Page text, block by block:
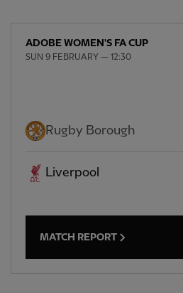
ADOBE WOMEN'S FA CUP
SUN 9 FEBRUARY — 12:30
Rugby Borough
Liverpool
MATCH REPORT